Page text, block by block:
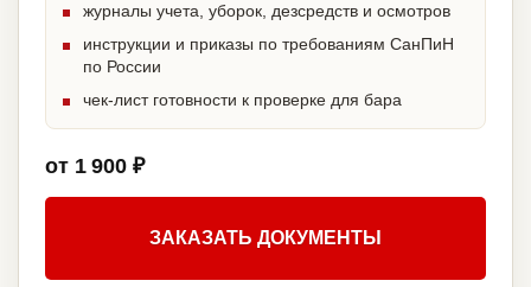
журналы учета, уборок, дезсредств и осмотров
инструкции и приказы по требованиям СанПиН
по России
чек-лист готовности к проверке для бара
от 1 900 ₽
ЗАКАЗАТЬ ДОКУМЕНТЫ